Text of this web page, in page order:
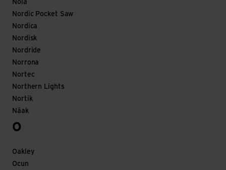
Nola
Nordic Pocket Saw
Nordica
Nordisk
Nordride
Norrona
Nortec
Northern Lights
Nortik
Näak
O
Oakley
Ocun